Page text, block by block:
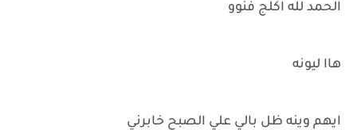
الحمد لله اكلج فنوو
هاا ليونه
ايهم وينه ظل بالي علي الصبح خابرني